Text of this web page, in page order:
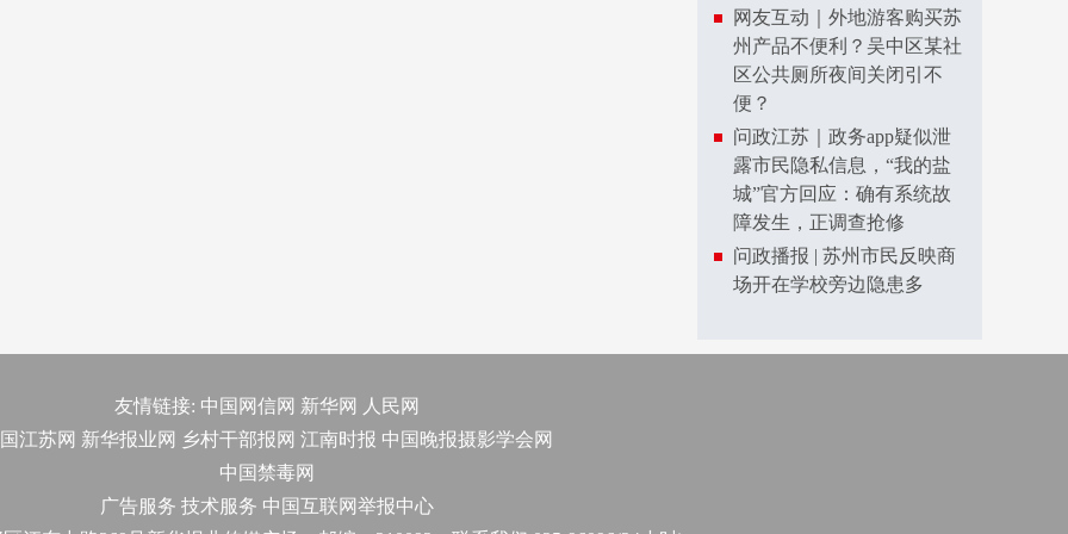
网友互动｜外地游客购买苏
州产品不便利？吴中区某社
区公共厕所夜间关闭引不
便？
问政江苏｜政务app疑似泄
露市民隐私信息，“我的盐
城”官方回应：确有系统故
障发生，正调查抢修
问政播报 | 苏州市民反映商
场开在学校旁边隐患多
友情链接: 中国网信网 新华网
人民网
江苏网 新华报业网 乡村干部报网 江南时报 中国晚报摄影学会网
中国禁毒网
广告服务 技术服务 中国互联网举报中心